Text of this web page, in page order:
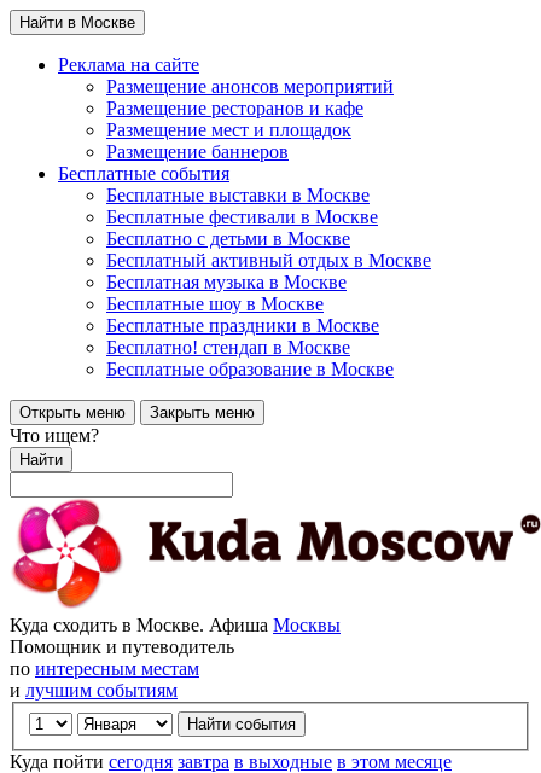
Найти в Москве
Реклама на сайте
Размещение анонсов мероприятий
Размещение ресторанов и кафе
Размещение мест и площадок
Размещение баннеров
Бесплатные события
Бесплатные выставки в Москве
Бесплатные фестивали в Москве
Бесплатно с детьми в Москве
Бесплатный активный отдых в Москве
Бесплатная музыка в Москве
Бесплатные шоу в Москве
Бесплатные праздники в Москве
Бесплатно! стендап в Москве
Бесплатные образование в Москве
Открыть меню Закрыть меню
Что ищем?
Найти
Куда сходить в Москве. Афиша Москвы
Помощник и путеводитель
по интересным местам
и лучшим событиям
Куда пойти сегодня завтра в выходные в этом месяце